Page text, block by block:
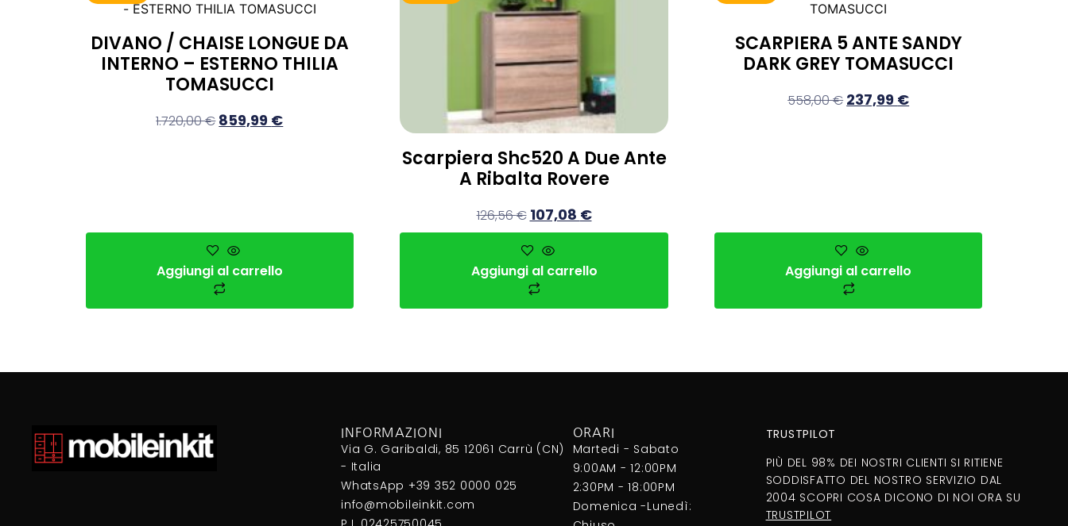
DIVANO / CHAISE LONGUE DA
INTERNO – ESTERNO THILIA
TOMASUCCI
1.720,00€ 859,99 €
Aggiungi al carrello
Scarpiera Shc520 A Due Ante
A Ribalta Rovere
126,56€ 107,08 €
Aggiungi al carrello
SCARPIERA 5 ANTE SANDY
DARK GREY TOMASUCCI
558,00€ 237,99 €
Aggiungi al carrello
INFORMAZIONI
Via G. Garibaldi, 85 12061 Carrù (CN)
- Italia
WhatsApp +39 352 0000 025
info@mobileinkit.com
ORARI
Martedi - Sabato
9:00AM - 12:00PM
2:30PM - 18:00PM
Domenica -Lunedì:
TRUSTPILOT
PIÙ DEL 98% DEI NOSTRI CLIENTI SI RITIENE
SODDISFATTO DEL NOSTRO SERVIZIO DAL
2004 SCOPRI COSA DICONO DI NOI ORA SU
TRUSTPILOT